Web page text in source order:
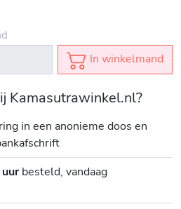
In winkelmand
Kamasutrawinkel.nl?
in een anonieme doos en
besteld, vandaag